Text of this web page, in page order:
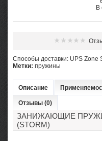
В
Cпособы доставки: UPS Zone
Метки: пружины
Описание
Отзывы (0)
ЗАНИЖАЮЩИЕ
(STORM)